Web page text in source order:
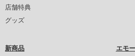
店舗特典
グッズ
新商品 エモ